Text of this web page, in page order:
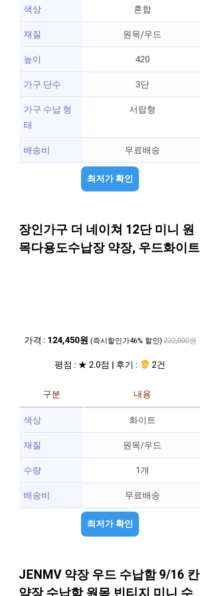
색상
혼합
재질
원목/우드
높이
420
가구 단수
3단
가구 수납 형
태
서랍형
배송비 무료배송
최저가 확인
장인가구 더 네이쳐 12단 미니 원
목다용도수납장 약장, 우드화이트
가격 : 124,450원 (즉시할인가46% 할인) 232,000원
평점 : ★ 2.0점 | 후기 : 2건
구분
내용
색상
화이트
재질
원목/우드
수량
1개
배송비
무료배송
최저가 확인
JENMV 약장 우드 수납함 9/16 칸